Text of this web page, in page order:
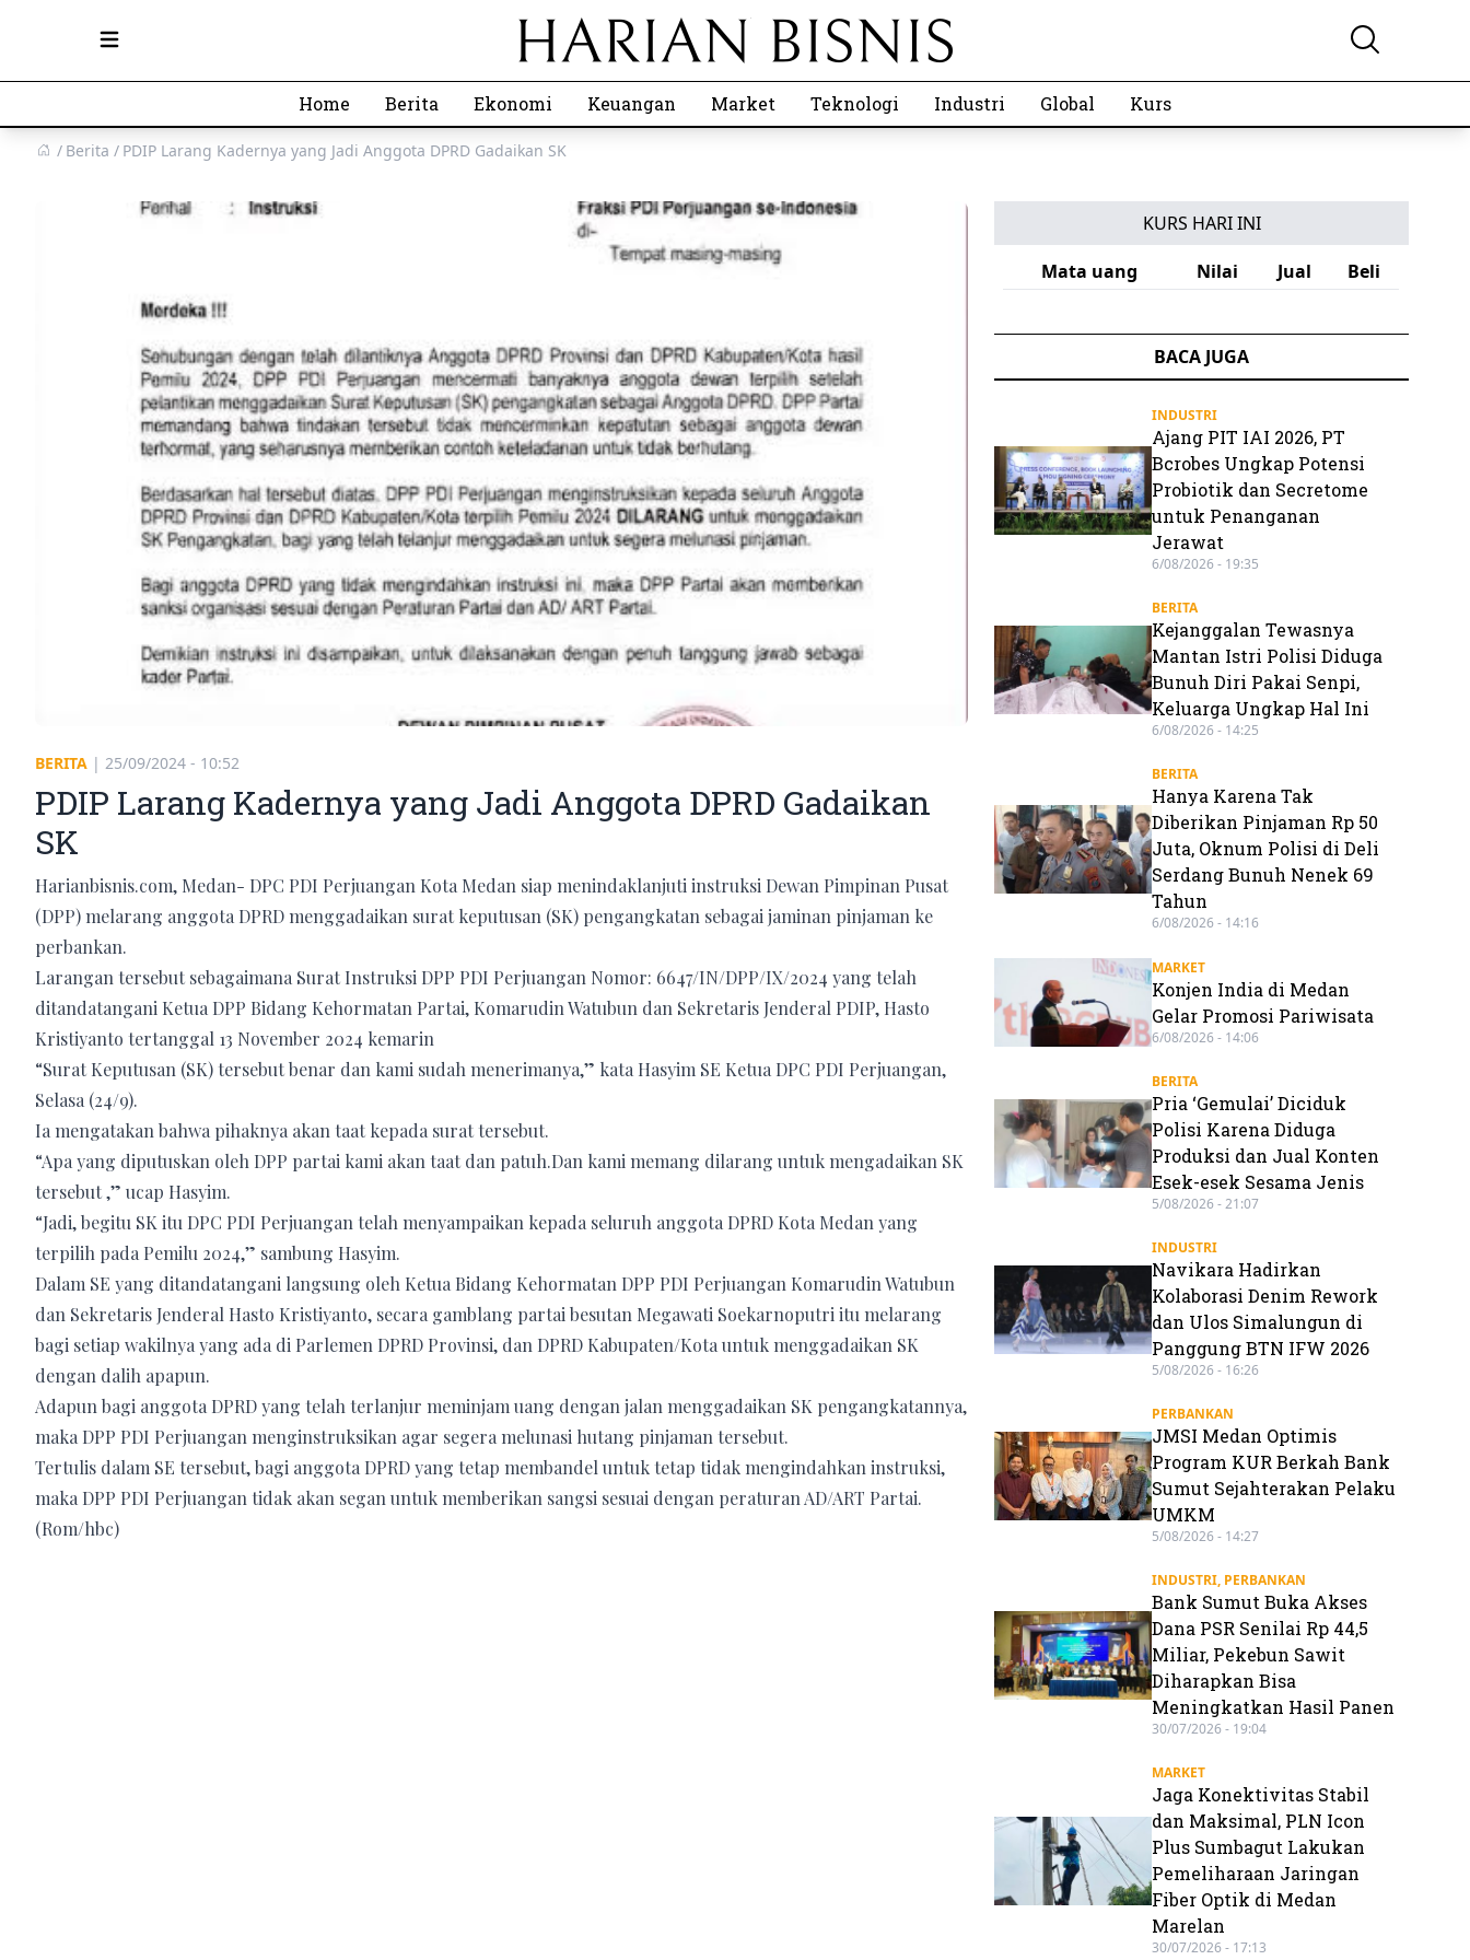
Open main menu
Home Berita Ekonomi Keuangan Market Teknologi Industri Global Kurs
Berita PDIP Larang Kadernya yang Jadi Anggota DPRD Gadaikan SK
BERITA | 25/09/2024 - 10:52
PDIP Larang Kadernya yang Jadi Anggota DPRD Gadaikan
SK
Harianbisnis.com, Medan- DPC PDI Perjuangan Kota Medan siap menindaklanjuti instruksi Dewan Pimpinan Pusat
(DPP) melarang anggota DPRD menggadaikan surat keputusan (SK) pengangkatan sebagai jaminan pinjaman ke
perbankan.
Larangan tersebut sebagaimana Surat Instruksi DPP PDI Perjuangan Nomor: 6647/IN/DPP/IX/2024 yang telah
ditandatangani Ketua DPP Bidang Kehormatan Partai, Komarudin Watubun dan Sekretaris Jenderal PDIP, Hasto
Kristiyanto tertanggal 13 November 2024 kemarin
“Surat Keputusan (SK) tersebut benar dan kami sudah menerimanya,” kata Hasyim SE Ketua DPC PDI Perjuangan,
Selasa (24/9).
Ia mengatakan bahwa pihaknya akan taat kepada surat tersebut.
“Apa yang diputuskan oleh DPP partai kami akan taat dan patuh.Dan kami memang dilarang untuk mengadaikan SK
tersebut ,” ucap Hasyim.
“Jadi, begitu SK itu DPC PDI Perjuangan telah menyampaikan kepada seluruh anggota DPRD Kota Medan yang
terpilih pada Pemilu 2024,” sambung Hasyim.
Dalam SE yang ditandatangani langsung oleh Ketua Bidang Kehormatan DPP PDI Perjuangan Komarudin Watubun
dan Sekretaris Jenderal Hasto Kristiyanto, secara gamblang partai besutan Megawati Soekarnoputri itu melarang
bagi setiap wakilnya yang ada di Parlemen DPRD Provinsi, dan DPRD Kabupaten/Kota untuk menggadaikan SK
dengan dalih apapun.
Adapun bagi anggota DPRD yang telah terlanjur meminjam uang dengan jalan menggadaikan SK pengangkatannya,
maka DPP PDI Perjuangan menginstruksikan agar segera melunasi hutang pinjaman tersebut.
Tertulis dalam SE tersebut, bagi anggota DPRD yang tetap membandel untuk tetap tidak mengindahkan instruksi,
maka DPP PDI Perjuangan tidak akan segan untuk memberikan sangsi sesuai dengan peraturan AD/ART Partai.
(Rom/hbc)
KURS HARI INI
Mata uang
Nilai Jual Beli
BACA JUGA
INDUSTRI
Ajang PIT IAI 2026, PT
Bcrobes Ungkap Potensi
Probiotik dan Secretome
untuk Penanganan
Jerawat
6/08/2026 - 19:35
BERITA
Kejanggalan Tewasnya
Mantan Istri Polisi Diduga
Bunuh Diri Pakai Senpi,
Keluarga Ungkap Hal Ini
6/08/2026 - 14:25
BERITA
Hanya Karena Tak
Diberikan Pinjaman Rp 50
Juta, Oknum Polisi di Deli
Serdang Bunuh Nenek 69
Tahun
6/08/2026 - 14:16
MARKET
Konjen India di Medan
Gelar Promosi Pariwisata
6/08/2026 - 14:06
BERITA
Pria ‘Gemulai’ Diciduk
Polisi Karena Diduga
Produksi dan Jual Konten
Esek-esek Sesama Jenis
5/08/2026 - 21:07
INDUSTRI
Navikara Hadirkan
Kolaborasi Denim Rework
dan Ulos Simalungun di
Panggung BTN IFW 2026
5/08/2026 - 16:26
PERBANKAN
JMSI Medan Optimis
Program KUR Berkah Bank
Sumut Sejahterakan Pelaku
UMKM
5/08/2026 - 14:27
INDUSTRI, PERBANKAN
Bank Sumut Buka Akses
Dana PSR Senilai Rp 44,5
Miliar, Pekebun Sawit
Diharapkan Bisa
Meningkatkan Hasil Panen
30/07/2026 - 19:04
MARKET
Jaga Konektivitas Stabil
dan Maksimal, PLN Icon
Plus Sumbagut Lakukan
Pemeliharaan Jaringan
Fiber Optik di Medan
Marelan
30/07/2026 - 17:13